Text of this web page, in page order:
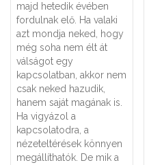
majd hetedik évében
fordulnak elő. Ha valaki
azt mondja neked, hogy
még soha nem élt át
válságot egy
kapcsolatban, akkor nem
csak neked hazudik,
hanem saját magának is.
Ha vigyázol a
kapcsolatodra, a
nézeteltérések könnyen
megállíthatók. De mik a